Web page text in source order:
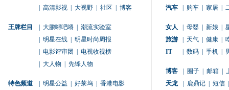
高清影视 大视野 社区 博客
王牌栏目 大鹏嘚吧嘚
潮流实验室
明星在线
明星时尚周报
电影评审团
电视收视榜
大人物 先锋人物
特色频道 明星公益 好莱坞
香港电影
汽车
购车 家居
女人 母婴 新娘
旅游
天气 健康
IT
数码 手机
博客 圈子 邮箱
天龙
鹿鼎记 短信